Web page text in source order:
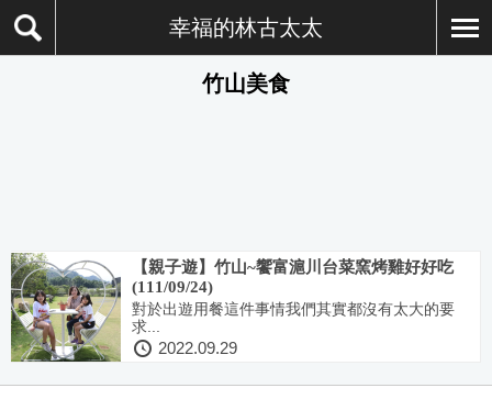
幸福的林古太太
竹山美食
【親子遊】竹山~饗富滬川台菜窯烤雞好好吃
(111/09/24)
對於出遊用餐這件事情我們其實都沒有太大的要
求...
2022.09.29